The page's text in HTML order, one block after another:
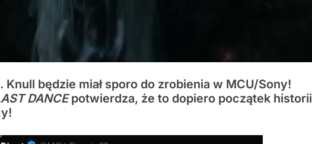
Knull będzie miał sporo do zrobienia w MCU/Sony!
DANCEpotwierdza, że to dopiero początek historii